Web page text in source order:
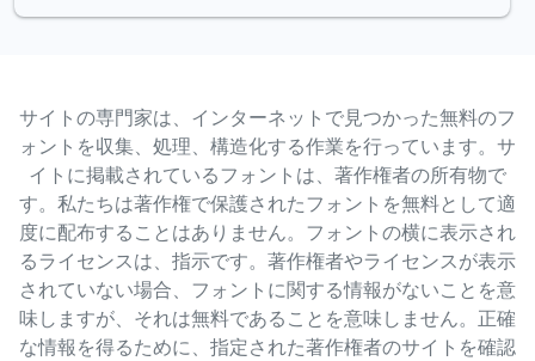
サイトの専門家は、インターネットで見つかった無料のフ
ォントを収集、処理、構造化する作業を行っています。サ
イトに掲載されているフォントは、著作権者の所有物で
す。私たちは著作権で保護されたフォントを無料として適
度に配布することはありません。フォントの横に表示され
るライセンスは、指示です。著作権者やライセンスが表示
されていない場合、フォントに関する情報がないことを意
味しますが、それは無料であることを意味しません。正確
な情報を得るために、指定された著作権者のサイトを確認